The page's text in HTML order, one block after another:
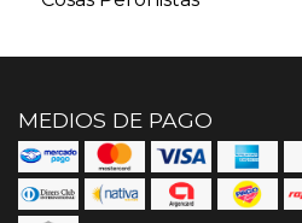
MEDIOS DE PAGO